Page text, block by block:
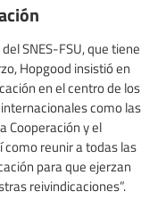
SNES-FSU, que tiene
Hopgood insistió en
en el centro de los
como las
Cooperación y el
como reunir a todas las
para que ejerzan
reivindicaciones”.